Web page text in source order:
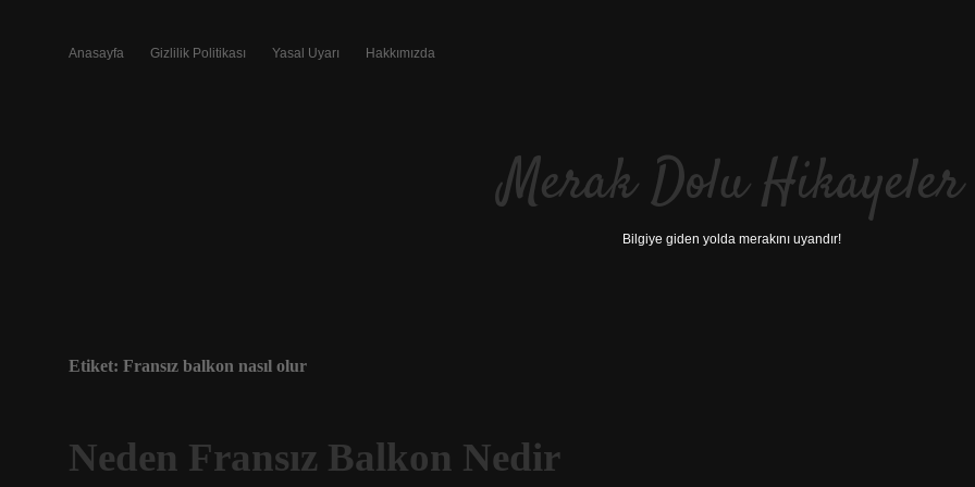
Anasayfa Gizlilik Politikası Yasal Uyarı Hakkımızda
Merak Dolu Hikayeler
Bilgiye giden yolda merakını uyandır!
Etiket: Fransız balkon nasıl olur
Neden Fransız Balkon Nedir